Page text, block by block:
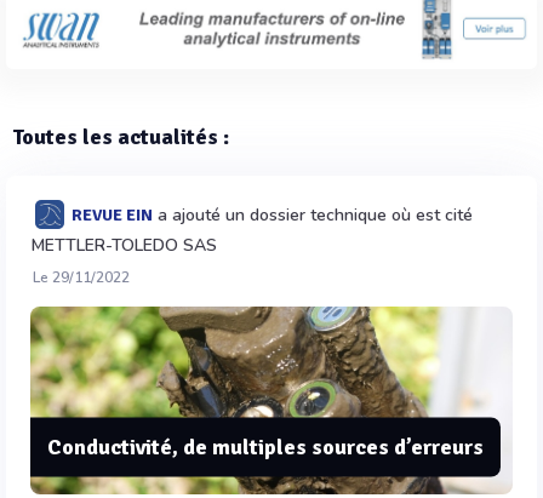
Toutes les actualités :
REVUE EIN a ajouté un dossier technique où est cité
METTLER-TOLEDO SAS
Le 29/11/2022
Conductivité, de multiples sources d’erreurs